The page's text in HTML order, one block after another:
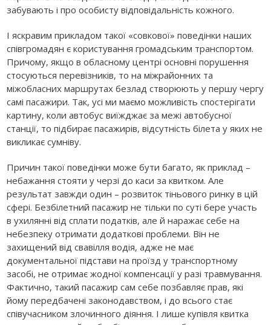
забувають і про особисту відповідальність кожного.
І яскравим прикладом такої «совкової» поведінки наших
співгромадян є користування громадським транспортом.
Причому, якщо в обласному центрі основні порушення
стосуються перевізників, то на міжрайонних та
міжобласних маршрутах безлад створюють у першу чергу
самі пасажири. Так, усі ми маємо можливість спостерігати
картину, коли автобус виїжджає за межі автобусної
станції, то підбирає пасажирів, відсутність білета у яких не
викликає сумніву.
Причин такої поведінки може бути багато, як приклад –
небажання стояти у черзі до каси за квитком. Але
результат завжди один – розвиток тіньового ринку в цій
сфері. Безбілетний пасажир не тільки по суті бере участь
в ухилянні від сплати податків, але й наражає себе на
небезпеку отримати додаткові проблеми. Він не
захищений від свавілля водія, адже не має
документальної підстави на проїзд у транспортному
засобі, не отримає жодної компенсації у разі травмування.
Фактично, такий пасажир сам себе позбавляє прав, які
йому передбачені законодавством, і до всього стає
співучасником злочинного діяння. І лише купівля квитка